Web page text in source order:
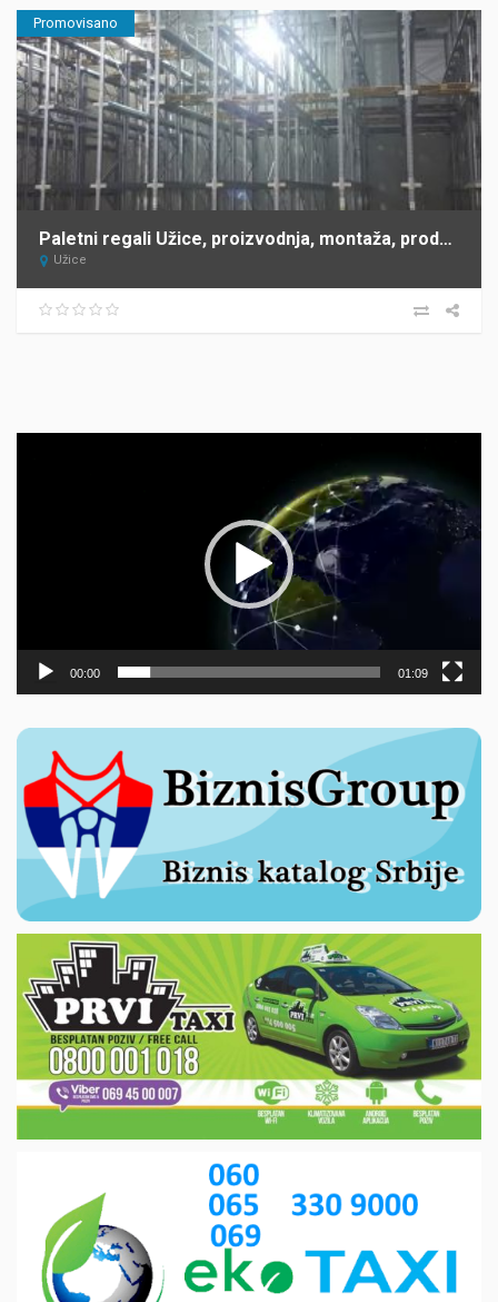
Promovisano
Paletni regali Užice, proizvodnja, montaža, prodaja ANDRA KOMERC
Užice
00:00 01:09